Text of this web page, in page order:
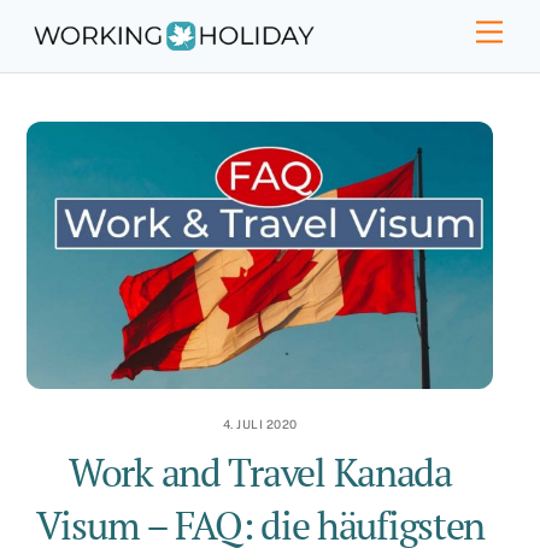
content
4. JULI 2020
Work and Travel Kanada
Visum – FAQ: die häufigsten